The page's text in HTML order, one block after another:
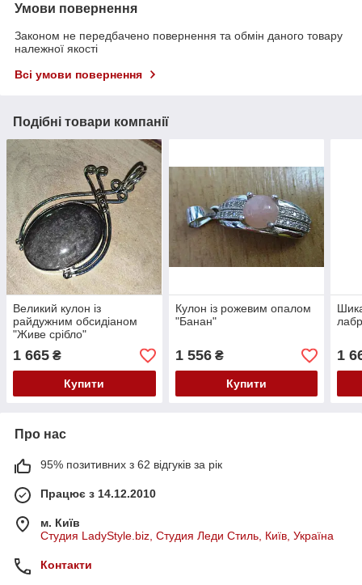
Умови повернення
Законом не передбачено повернення та обмін даного товару
належної якості
Всі умови повернення
Подібні товари компанії
Великий кулон із
райдужним обсидіаном
"Живе срібло"
1 665 ₴
Купити
Кулон із рожевим опалом
"Банан"
1 556₴
Купити
1
Про нас
95% позитивних з 62 відгуків за рік
Працює з 14.12.2010
м. Київ
Студия LadyStyle.biz, Студия Леди Стиль, Київ, Україна
Контакти